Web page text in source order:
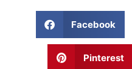
Facebook
Pinterest